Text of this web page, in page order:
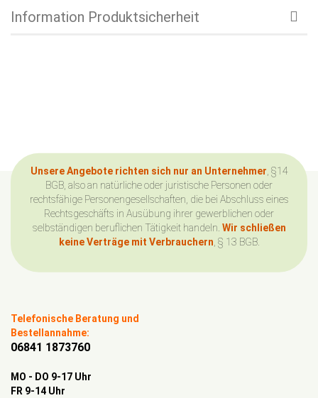
Information Produktsicherheit
Unsere Angebote richten sich nur an Unternehmer , §14
BGB, also an natürliche oder juristische Personen oder
rechtsfähige Personengesellschaften, die bei Abschluss eines
Rechtsgeschäfts in Ausübung ihrer gewerblichen oder
selbständigen beruflichen Tätigkeit handeln. Wir schließen
keine Verträge mit Verbrauchern , § 13 BGB.
Telefonische Beratung und
Bestellannahme:
06841 1873760
MO - DO 9-17 Uhr
FR 9-14 Uhr